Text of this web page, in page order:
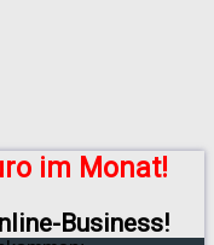
im Monat!
Business!